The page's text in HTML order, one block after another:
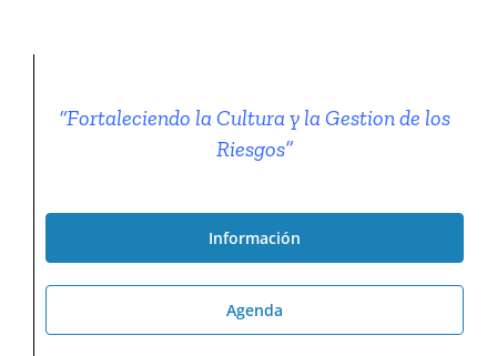
“Fortaleciendo la Cultura y la Gestion de los
Riesgos”
Información
Agenda